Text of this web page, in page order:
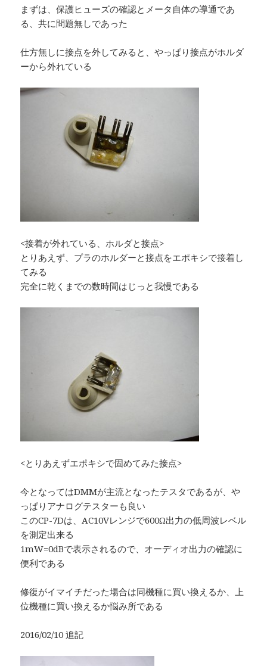
まずは、保護ヒューズの確認とメータ自体の導通であ
る、共に問題無しであった
仕方無しに接点を外してみると、やっぱり接点がホルダ
ーから外れている
<接着が外れている、ホルダと接点>
とりあえず、プラのホルダーと接点をエポキシで接着し
てみる
完全に乾くまでの数時間はじっと我慢である
<とりあえずエポキシで固めてみた接点>
今となってはDMMが主流となったテスタであるが、や
っぱりアナログテスターも良い
このCP-7Dは、AC10Vレンジで600Ω出力の低周波レベル
を測定出来る
1mW=0dBで表示されるので、オーディオ出力の確認に
便利である
修復がイマイチだった場合は同機種に買い換えるか、上
位機種に買い換えるか悩み所である
2016/02/10 追記